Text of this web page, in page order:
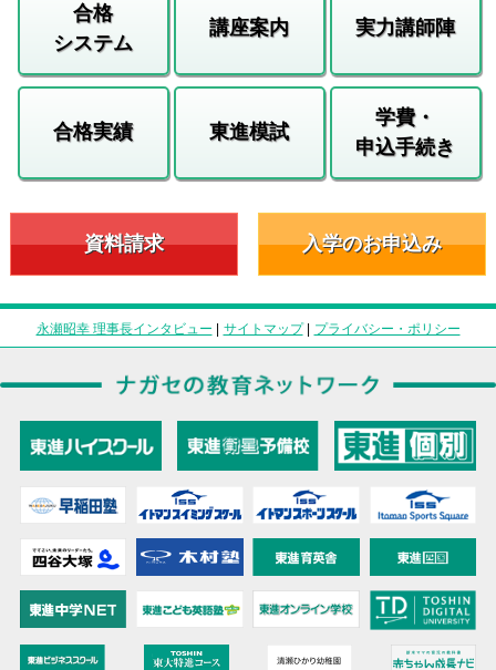
合格
システム
講座案内 実力講師陣
合格実績 東進模試
学費・
申込手続き
資料請求 入学のお申込み
永瀬昭幸 理事長インタビュー | サイトマップ| プライバシー・ポリシー